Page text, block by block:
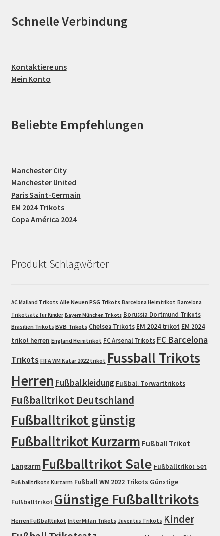
Schnelle Verbindung
Kontaktiere uns
Mein Konto
Beliebte Empfehlungen
Manchester City
Manchester United
Paris Saint-Germain
EM 2024 Trikots
Copa América 2024
Produkt Schlagwörter
AC Mailand Trikots Alle Neuen PSG Trikots Barcelona Heimtrikot Barcelona
Trikotsatz für Kinder Bayern München Trikots Borussia Dortmund Trikots
Brasilien Trikots BVB Trikots Chelsea Trikots EM 2024 trikot EM 2024
trikot herren England Heimtrikot FC Arsenal Trikots FC Barcelona
Trikots FIFA WM Katar 2022 trikot Fussball Trikots
Herren Fußballkleidung Fußball Torwarttrikots
Fußballtrikot Deutschland
Fußballtrikot günstig
Fußballtrikot Kurzarm Fußball Trikot
Langarm Fußballtrikot Sale Fußballtrikot Set
Fußballtrikots Kurzarm Fußball WM 2022 Trikots Günstige
Fußballtrikot Günstige Fußballtrikots
Herren Fußballtrikot Inter Milan Trikots Juventus Trikots Kinder